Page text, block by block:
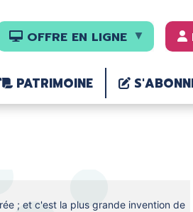
OFFRE EN LIGNE
PATRIMOINE
; et c'est la plus grande invention de